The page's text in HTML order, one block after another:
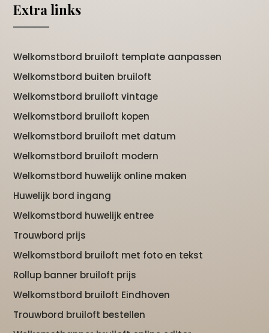
Extra links
Welkomstbord bruiloft template aanpassen
Welkomstbord buiten bruiloft
Welkomstbord bruiloft vintage
Welkomstbord bruiloft kopen
Welkomstbord bruiloft met datum
Welkomstbord bruiloft modern
Welkomstbord huwelijk online maken
Huwelijk bord ingang
Welkomstbord huwelijk entree
Trouwbord prijs
Welkomstbord bruiloft met foto en tekst
Rollup banner bruiloft prijs
Welkomstbord bruiloft Eindhoven
Trouwbord bruiloft bestellen